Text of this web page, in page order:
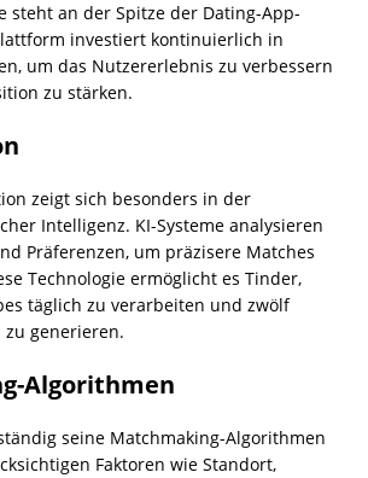
steht an der Spitze der Dating-App-
investiert kontinuierlich in
um das Nutzererlebnis zu verbessern
zu stärken.
zeigt sich besonders in der
Intelligenz. KI-Systeme analysieren
Präferenzen, um präzisere Matches
Technologie ermöglicht es Tinder,
täglich zu verarbeiten und zwölf
generieren.
Algorithmen
seine Matchmaking-Algorithmen
Faktoren wie Standort,